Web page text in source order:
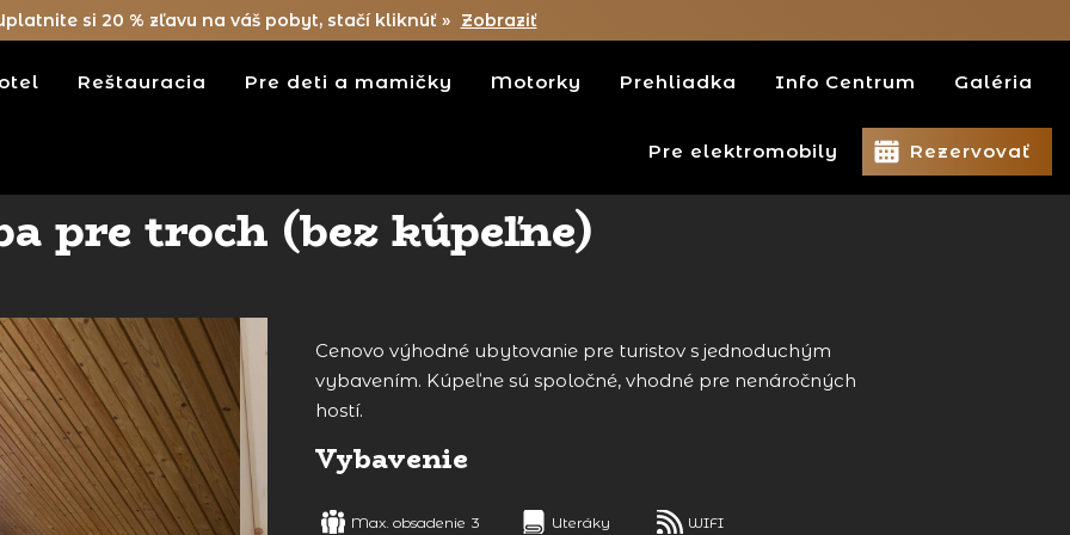
si 20 % zľavu na váš pobyt, stačí kliknúť » Zobraziť
Reštauracia Pre deti a mamičky Motorky Prehliadka Info Centrum Galéria
Pre elektromobily Rezervovať
pre troch (bez kúpeľne)
Cenovo výhodné ubytovanie pre turistov s jednoduchým
vybavením. Kúpeľne sú spoločné, vhodné pre nenáročných
hostí.
Vybavenie
Max. obsadenie 3 Uteráky WIFI